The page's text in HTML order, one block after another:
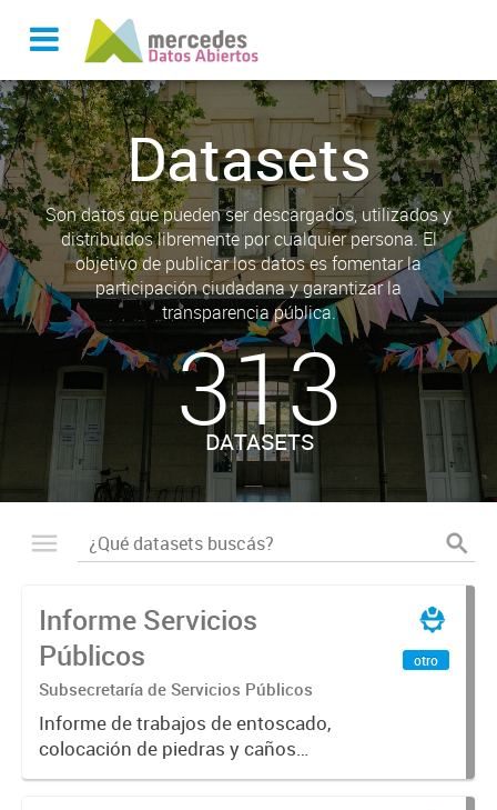
Datasets
Son datos que pueden ser descargados, utilizados y
distribuidos libremente por cualquier persona. El
objetivo de publicar los datos es fomentar la
participación ciudadana y garantizar la
transparencia pública.
313
DATASETS
Informe Servicios
Públicos
Subsecretaría de Servicios Públicos
Informe de trabajos de entoscado,
colocación de piedras y caños
(zanjeo - cruce de calles) Informe
otro